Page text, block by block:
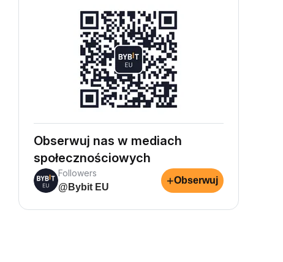
Obserwuj nas w mediach
społecznościowych
Followers
@Bybit EU
+Obserwuj